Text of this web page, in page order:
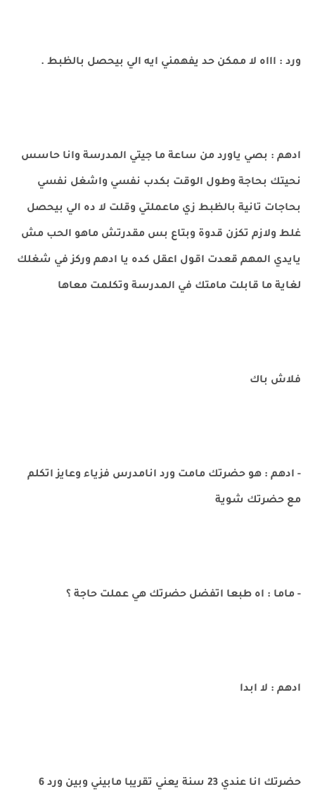
ورد : اااه لا ممكن حد يفهمني ايه الي بيحصل بالظبط .
ادهم : بصي ياورد من ساعة ما جيتي المدرسة وانا حاسس
نحيتك بحاجة وطول الوقت بكدب نفسي واشغل نفسي
بحاجات تانية بالظبط زي ماعملتي وقلت لا ده الي بيحصل
غلط ولازم تكزن قدوة وبتاع بس مقدرتش ماهو الحب مش
يايدي المهم قعدت اقول اعقل كده يا ادهم وركز في شغلك
لغاية ما قابلت مامتك في المدرسة وتكلمت معاها
فلاش باك
- ادهم : هو حضرتك مامت ورد انامدرس فزياء وعايز اتكلم
مع حضرتك شوية
- ماما : اه طبعا اتفضل حضرتك هي عملت حاجة ؟
ادهم : لا ابدا
حضرتك انا عندي 23 سنة يعني تقريبا مابيني وبين ورد 6